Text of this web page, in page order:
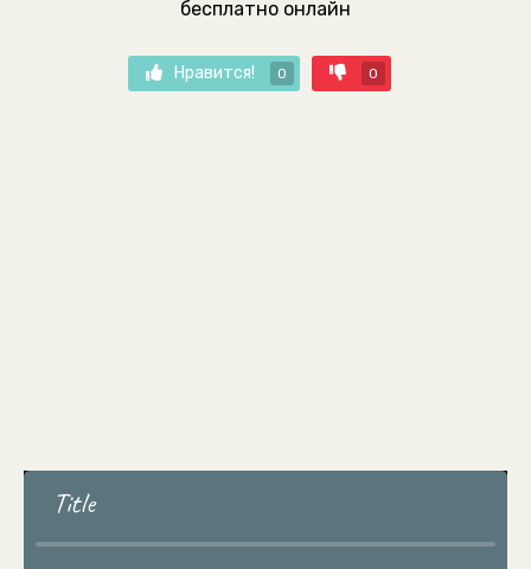
бесплатно онлайн
Нравится! 0 0
Title